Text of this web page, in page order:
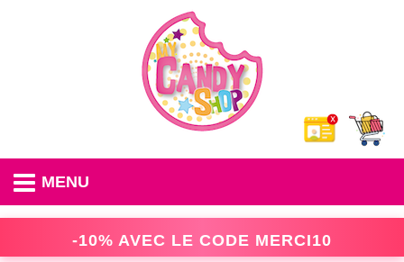
MENU
-10% AVEC LE CODE MERCI10